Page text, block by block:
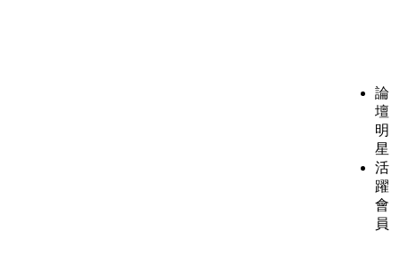
論
壇
明
星
活
躍
會
員